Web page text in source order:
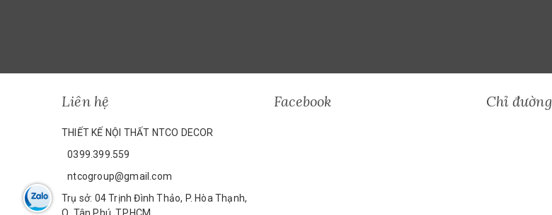
Liên hệ
THIẾT KẾ NỘI THẤT NTCO DECOR
0399.399.559
ntcogroup@gmail.com
Trụ sở: 04 Trịnh Đình Thảo, P. Hòa Thạnh,
Facebook Chỉ đường